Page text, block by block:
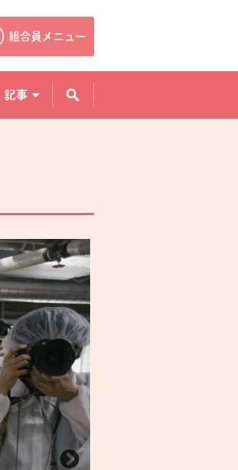
きます。
組合員メニュー
別のウィンドウで開きます。
記事